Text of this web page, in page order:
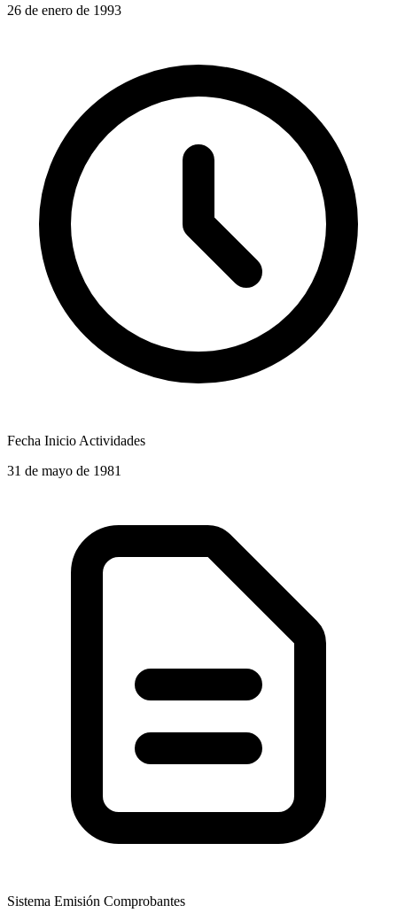
26 de enero de 1993
Fecha Inicio Actividades
31 de mayo de 1981
Sistema Emisión Comprobantes